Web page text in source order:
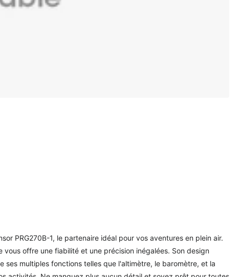
PRG270B-1, le partenaire idéal pour vos aventures en plein air.
offre une fiabilité et une précision inégalées. Son design
ses multiples fonctions telles que l'altimètre, le baromètre, et la